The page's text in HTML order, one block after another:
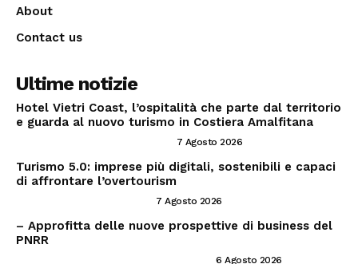
About
Contact us
Ultime notizie
Hotel Vietri Coast, l’ospitalità che parte dal territorio
e guarda al nuovo turismo in Costiera Amalfitana
7 Agosto 2026
Turismo 5.0: imprese più digitali, sostenibili e capaci
di affrontare l’overtourism
7 Agosto 2026
– Approfitta delle nuove prospettive di business del
PNRR
6 Agosto 2026